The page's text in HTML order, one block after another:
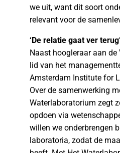
we uit, want dit soort
relevant voor de
‘De relatie gaat ver terug’
Naast hoogleraar aan
lid van het
Amsterdam Institute for
Over de samenwerking
Waterlaboratorium zegt
opdoen via
willen we onderbrengen
laboratoria, zodat de